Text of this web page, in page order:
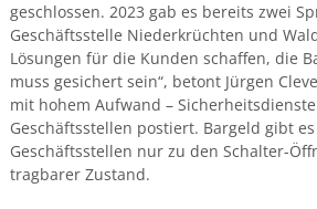
geschlossen. 2023 gab es bereits zwei
Geschäftsstelle Niederkrüchten und
Lösungen für die Kunden schaffen, die
muss gesichert sein“, betont Jürgen
mit hohem Aufwand –
Geschäftsstellen postiert. Bargeld gibt
Geschäftsstellen nur zu den Schalter-
tragbarer Zustand.